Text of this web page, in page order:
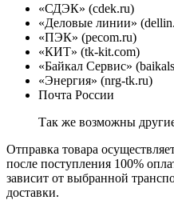
«СДЭК» (cdek.ru)
«Деловые линии»
«ПЭК» (pecom.ru)
«КИТ» (tk-kit.com)
«Байкал Сервис»
«Энергия» (nrg-tk.ru)
Почта России
Так же возможны
Отправка товара
после поступления 100%
зависит от выбранной
доставки.